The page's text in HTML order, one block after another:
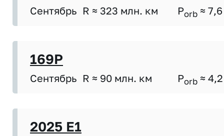
Сентябрь R ≈ 323 млн. км Porb ≈ 7,6
169P
Сентябрь R ≈ 90 млн. км Porb ≈ 4,2
2025 E1